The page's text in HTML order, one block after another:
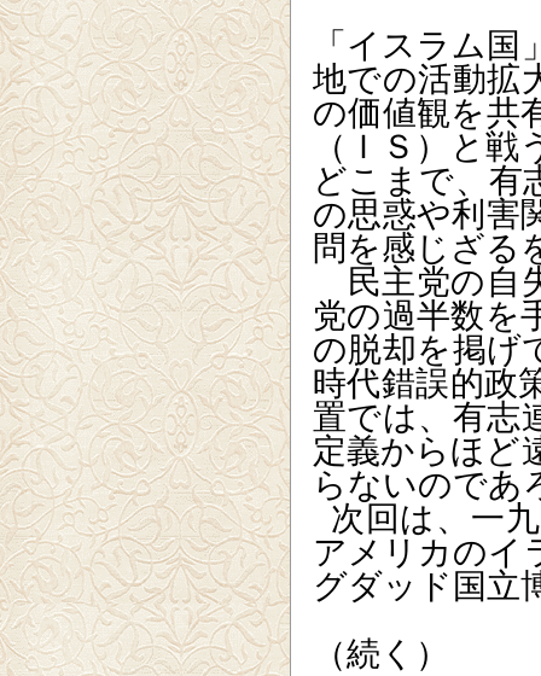
「イスラム
地での活動拡
の価値観を共
（ＩＳ）と
どこまで、有
の思惑や利害
問を感じざる
民主党の自
党の過半数を
の脱却を掲げ
時代錯誤的政
置では、有志
定義からほど
らないのであ
次回は、一
アメリカのイ
グダッド国立
（続く）